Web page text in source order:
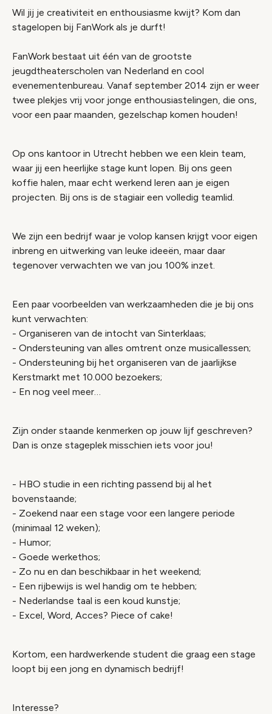
Wil jij je creativiteit en enthousiasme kwijt? Kom dan
stagelopen bij FanWork als je durft!
FanWork bestaat uit één van de grootste
jeugdtheaterscholen van Nederland en cool
evenementenbureau. Vanaf september 2014 zijn er weer
twee plekjes vrij voor jonge enthousiastelingen, die ons,
voor een paar maanden, gezelschap komen houden!
Op ons kantoor in Utrecht hebben we een klein team,
waar jij een heerlijke stage kunt lopen. Bij ons geen
koffie halen, maar echt werkend leren aan je eigen
projecten. Bij ons is de stagiair een volledig teamlid.
We zijn een bedrijf waar je volop kansen krijgt voor eigen
inbreng en uitwerking van leuke ideeën, maar daar
tegenover verwachten we van jou 100% inzet.
Een paar voorbeelden van werkzaamheden die je bij ons
kunt verwachten:
- Organiseren van de intocht van Sinterklaas;
- Ondersteuning van alles omtrent onze musicallessen;
- Ondersteuning bij het organiseren van de jaarlijkse
Kerstmarkt met 10.000 bezoekers;
- En nog veel meer…
Zijn onder staande kenmerken op jouw lijf geschreven?
Dan is onze stageplek misschien iets voor jou!
- HBO studie in een richting passend bij al het
bovenstaande;
- Zoekend naar een stage voor een langere periode
(minimaal 12 weken);
- Humor;
- Goede werkethos;
- Zo nu en dan beschikbaar in het weekend;
- Een rijbewijs is wel handig om te hebben;
- Nederlandse taal is een koud kunstje;
- Excel, Word, Acces? Piece of cake!
Kortom, een hardwerkende student die graag een stage
loopt bij een jong en dynamisch bedrijf!
Interesse?